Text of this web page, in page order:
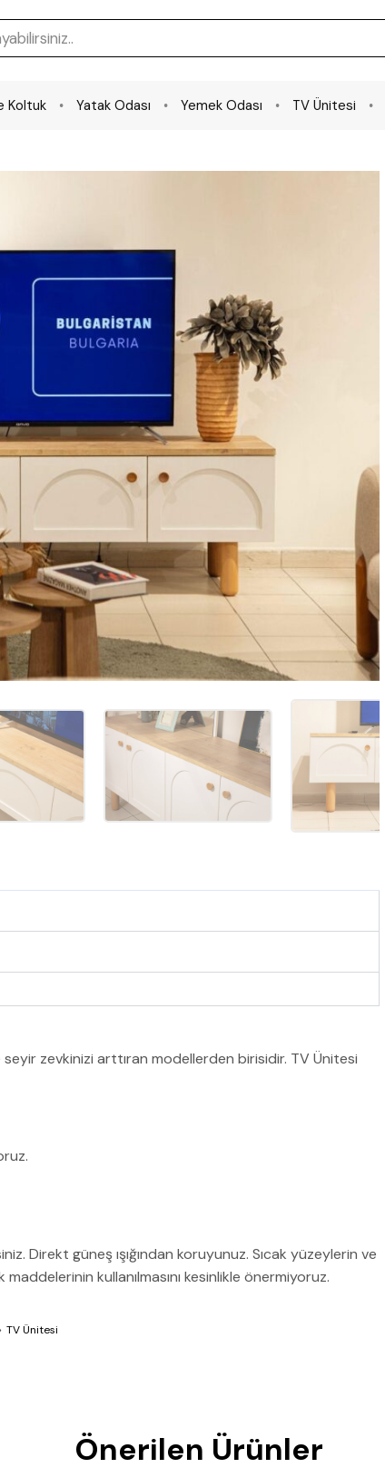
Koltuk Yatak Odası Yemek Odası TV Ünitesi
seyir zevkinizi arttıran modellerden birisidir. TV Ünitesi
Direkt güneş ışığından koruyunuz. Sıcak yüzeylerin ve
kullanılmasını kesinlikle önermiyoruz.
TV Ünitesi
Önerilen Ürünler